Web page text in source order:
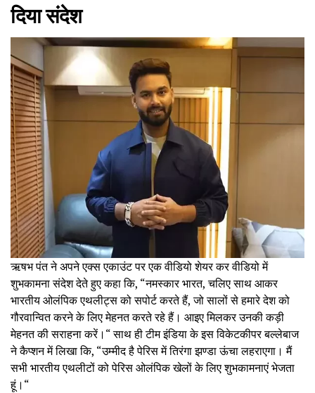
दिया संदेश
ऋषभ पंत ने अपने एक्स एकाउंट पर एक वीडियो शेयर कर वीडियो में
शुभकामना संदेश देते हुए कहा कि, “नमस्कार भारत, चलिए साथ आकर
भारतीय ओलंपिक एथलीट्स को सपोर्ट करते हैं, जो सालों से हमारे देश को
गौरवान्वित करने के लिए मेहनत करते रहे हैं। आइए मिलकर उनकी कड़ी
मेहनत की सराहना करें।“ साथ ही टीम इंडिया के इस विकेटकीपर बल्लेबाज
ने कैप्शन में लिखा कि, “उम्मीद है पेरिस में तिरंगा झण्डा ऊंचा लहराएगा। मैं
सभी भारतीय एथलीटों को पेरिस ओलंपिक खेलों के लिए शुभकामनाएं भेजता
हूं।“